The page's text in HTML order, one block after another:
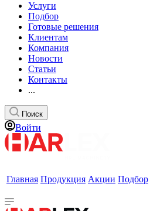
Услуги
Подбор
Готовые решения
Клиентам
Компания
Новости
Статьи
Контакты
...
Поиск
Войти
Главная Продукция Акции Подбор